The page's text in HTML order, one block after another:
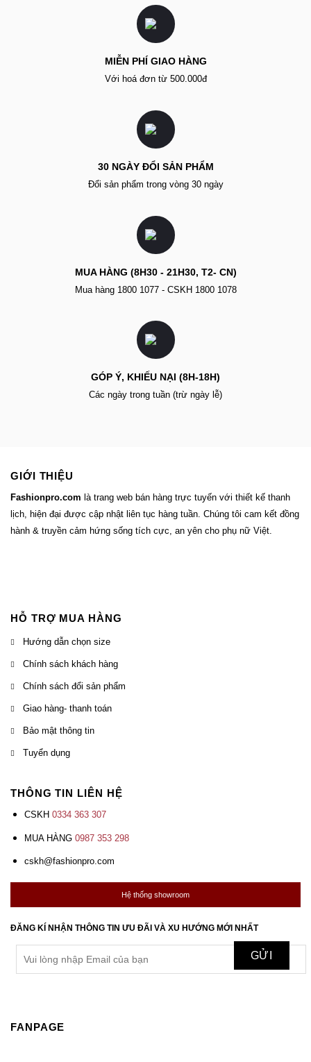
nội
y’
Grace
Elizabeth
MIỄN PHÍ GIAO HÀNG
Với hoá đơn từ 500.000đ
30 NGÀY ĐỔI SẢN PHẨM
Đổi sản phẩm trong vòng 30 ngày
MUA HÀNG (8H30 - 21H30, T2- CN)
Mua hàng 1800 1077 - CSKH 1800 1078
GÓP Ý, KHIẾU NẠI (8H-18H)
Các ngày trong tuần (trừ ngày lễ)
GIỚI THIỆU
Fashionpro.com là trang web bán hàng trực tuyến với thiết kế thanh
lịch, hiện đại được cập nhật liên tục hàng tuần. Chúng tôi cam kết đồng
hành & truyền cảm hứng sống tích cực, an yên cho phụ nữ Việt.
HỖ TRỢ MUA HÀNG
Hướng dẫn chọn size
Chính sách khách hàng
Chính sách đổi sản phẩm
Giao hàng- thanh toán
Bảo mật thông tin
Tuyển dụng
THÔNG TIN LIÊN HỆ
CSKH 0334 363 307
MUA HÀNG 0987 353 298
cskh@fashionpro.com
Hệ thống showroom
ĐĂNG KÍ NHẬN THÔNG TIN ƯU ĐÃI VÀ XU HƯỚNG MỚI NHẤT
FANPAGE